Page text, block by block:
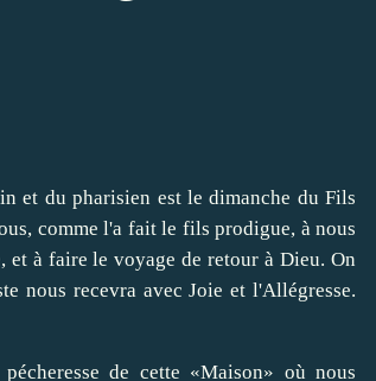
et du pharisien est le dimanche du Fils
, comme l'a fait le fils prodigue, à nous
, et à faire le voyage de retour à Dieu. On
nous recevra avec Joie et l'Allégresse.
de cette «Maison» où nous